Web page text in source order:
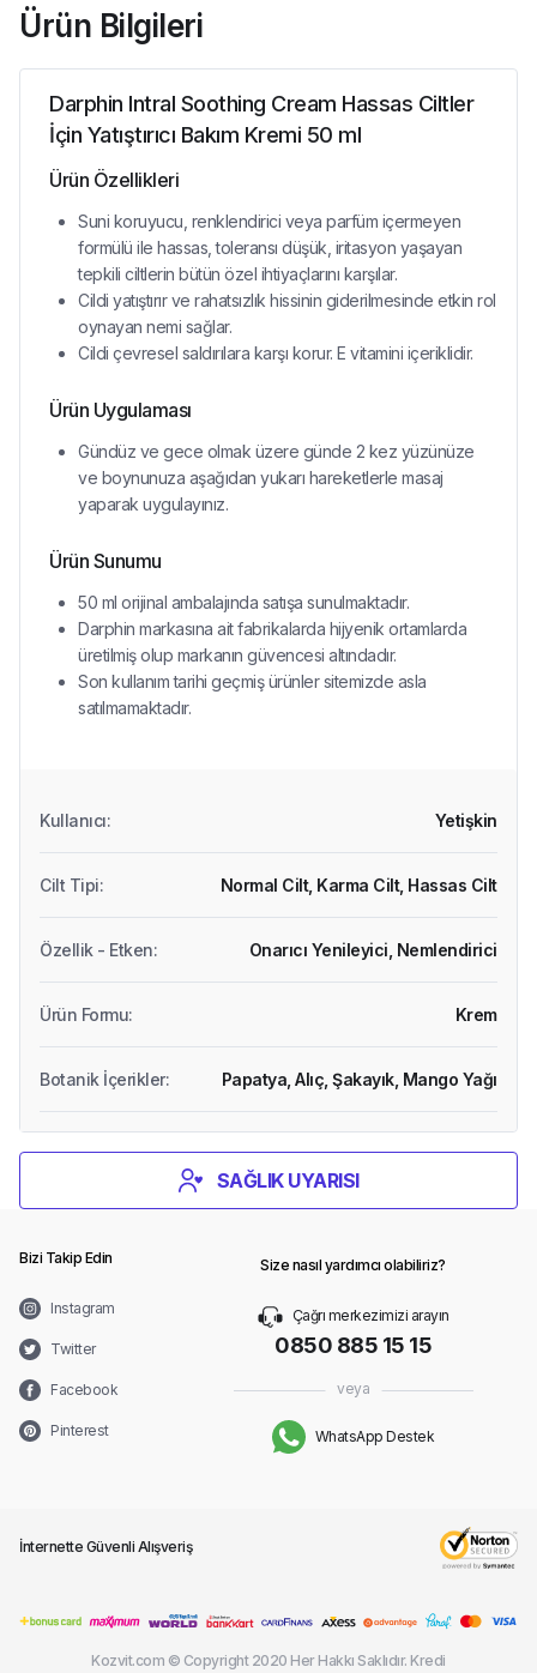
Ürün Bilgileri
Darphin Intral Soothing Cream Hassas Ciltler
İçin Yatıştırıcı Bakım Kremi 50 ml
Ürün Özellikleri
Suni koruyucu, renklendirici veya parfüm içermeyen
formülü ile hassas, toleransı düşük, iritasyon yaşayan
tepkili ciltlerin bütün özel ihtiyaçlarını karşılar.
Cildi yatıştırır ve rahatsızlık hissinin giderilmesinde etkin rol
oynayan nemi sağlar.
Cildi çevresel saldırılara karşı korur. E vitamini içeriklidir.
Ürün Uygulaması
Gündüz ve gece olmak üzere günde 2 kez yüzünüze
ve boynunuza aşağıdan yukarı hareketlerle masaj
yaparak uygulayınız.
Ürün Sunumu
50 ml orijinal ambalajında satışa sunulmaktadır.
Darphin markasına ait fabrikalarda hijyenik ortamlarda
üretilmiş olup markanın güvencesi altındadır.
Son kullanım tarihi geçmiş ürünler sitemizde asla
satılmamaktadır.
Kullanıcı: Yetişkin
Cilt Tipi: Normal Cilt, Karma Cilt, Hassas Cilt
Özellik - Etken: Onarıcı Yenileyici, Nemlendirici
Ürün Formu: Krem
Botanik İçerikler: Papatya,Alıç,Şakayık, Mango Yağı
SAĞLIK UYARISI
Bizi Takip Edin
Instagram
Twitter
Facebook
Pinterest
Size nasıl yardımcı olabiliriz?
Çağrı merkezimizi arayın
0850 885 15 15
veya
WhatsApp Destek
İnternette Güvenli Alışveriş
Kozvit.com © Copyright 2020 Her Hakkı Saklıdır. Kredi